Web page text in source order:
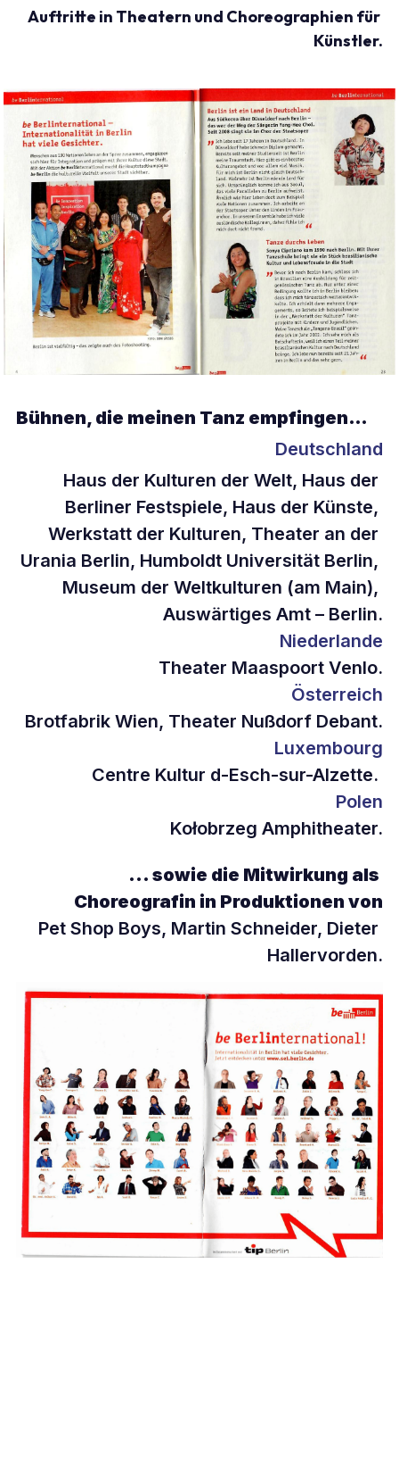
Auftritte in Theatern und Choreographien für
Künstler.
Bühnen, die meinen Tanz empfingen…
Deutschland
Haus der Kulturen der Welt, Haus der
Berliner Festspiele, Haus der Künste,
Werkstatt der Kulturen, Theater an der
Urania Berlin, Humboldt Universität Berlin,
Museum der Weltkulturen (am Main),
Auswärtiges Amt – Berlin.
Niederlande
Theater Maaspoort Venlo.
Österreich
Brotfabrik Wien, Theater Nußdorf Debant.
Luxembourg
Centre Kultur d-Esch-sur-Alzette.
Polen
Kołobrzeg Amphitheater.
... sowie die Mitwirkung als
Choreografin in Produktionen von
Pet Shop Boys, Martin Schneider, Dieter
Hallervorden.